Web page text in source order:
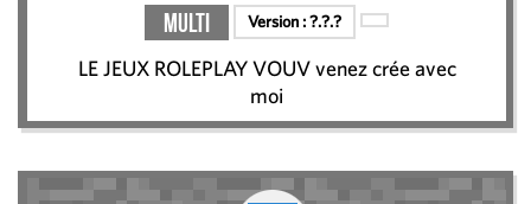
Multi Version :?.?.?
LE JEUX ROLEPLAY VOUV venez crée avec
moi